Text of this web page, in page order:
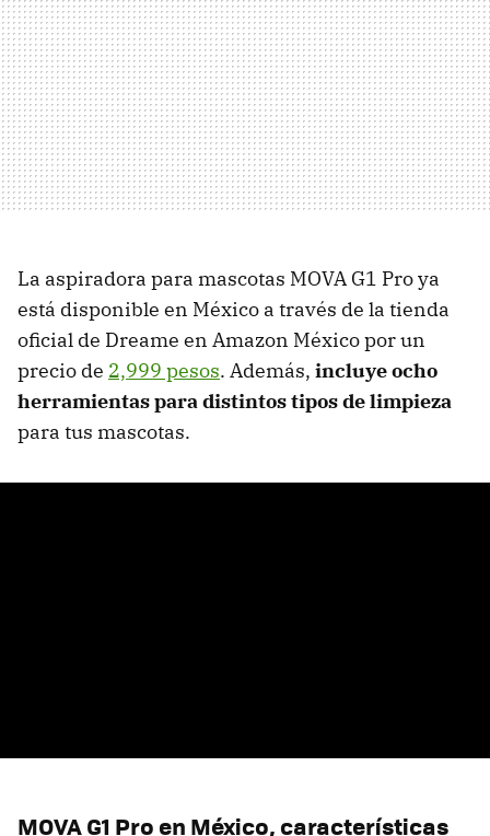
La aspiradora para mascotas MOVA G1 Pro ya
está disponible en México a través de la tienda
oficial de Dreame en Amazon México por un
precio de 2,999 pesos. Además, incluye ocho
herramientas para distintos tipos de limpieza
para tus mascotas.
MOVA G1 Pro en México,características